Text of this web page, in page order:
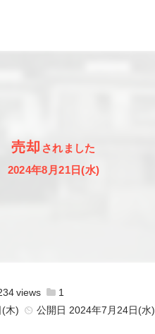
売却 されました
2024年8月21日(水)
1
木)
公開日 2024年7月24日(水)